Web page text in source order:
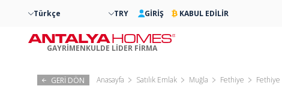
GERİ DÖN Anasayfa Satılık Emlak Muğla Fethiye Fethiye
Türkçe TRY GİRİŞ KABUL EDİLİR
GAYRİMENKULDE LİDER FİRMA